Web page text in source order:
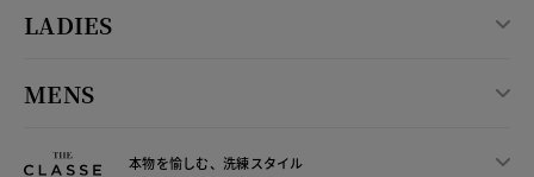
LADIES
MENS
本物を愉しむ、洗練スタイル